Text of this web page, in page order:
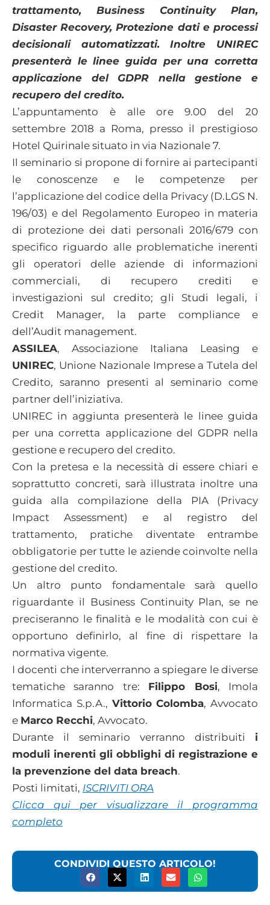
trattamento, Business Continuity Plan,
Disaster Recovery, Protezione dati e processi
decisionali automatizzati. Inoltre UNIREC
presenterà le linee guida per una corretta
applicazione del GDPR nella gestione e
recupero del credito.
L’appuntamento è alle ore 9.00 del 20
settembre 2018 a Roma, presso il prestigioso
Hotel Quirinale situato in via Nazionale 7.
Il seminario si propone di fornire ai partecipanti
le conoscenze e le competenze per
l’applicazione del codice della Privacy (D.LGS N.
196/03) e del Regolamento Europeo in materia
di protezione dei dati personali 2016/679 con
specifico riguardo alle problematiche inerenti
gli operatori delle aziende di informazioni
commerciali, di recupero crediti e
investigazioni sul credito; gli Studi legali, i
Credit Manager, la parte compliance e
dell’Audit management.
ASSILEA, Associazione Italiana Leasing e
UNIREC, Unione Nazionale Imprese a Tutela del
Credito, saranno presenti al seminario come
partner dell’iniziativa.
UNIREC in aggiunta presenterà le linee guida
per una corretta applicazione del GDPR nella
gestione e recupero del credito.
Con la pretesa e la necessità di essere chiari e
soprattutto concreti, sarà illustrata inoltre una
guida alla compilazione della PIA (Privacy
Impact Assessment) e al registro del
trattamento, pratiche diventate entrambe
obbligatorie per tutte le aziende coinvolte nella
gestione del credito.
Un altro punto fondamentale sarà quello
riguardante il Business Continuity Plan, se ne
preciseranno le finalità e le modalità con cui è
opportuno definirlo, al fine di rispettare la
normativa vigente.
I docenti che interverranno a spiegare le diverse
tematiche saranno tre: Filippo Bosi, Imola
Informatica S.p.A., Vittorio Colomba, Avvocato
e Marco Recchi, Avvocato.
Durante il seminario verranno distribuiti i
moduli inerenti gli obblighi di registrazione e
la prevenzione del data breach.
Posti limitati, ISCRIVITI ORA
Clicca qui per visualizzare il programma
completo
CONDIVIDI QUESTO ARTICOLO!